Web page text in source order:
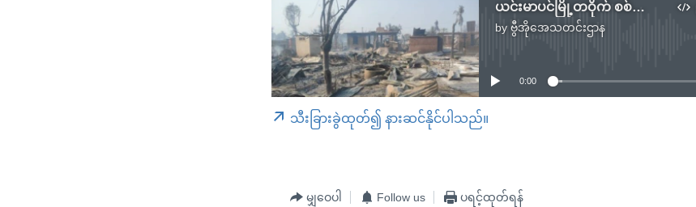
ယင်းမာပင်မြို့တဝိုက် စစ်ရေးတင်းမာ ဒေသခံ တသောင်းနီးပါးစစ်ရှောင်
byဗွီအိုအေသတင်းဌာန
No media source currently available
0:00
သီးခြားခွဲထုတ်၍ နားဆင်နိုင်ပါသည်။
မျှဝေပါ Follow us ပရင့်ထုတ်ရန်